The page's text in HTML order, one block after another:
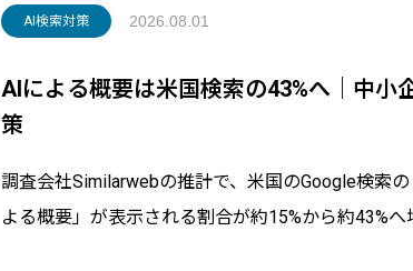
AI検索対策 2026.08.01
AIによる概要は米国検索の43%へ｜中小
策
調査会社Similarwebの推計で、米国のGoogle検索
よる概要」が表示される割合が約15%から約43%へ